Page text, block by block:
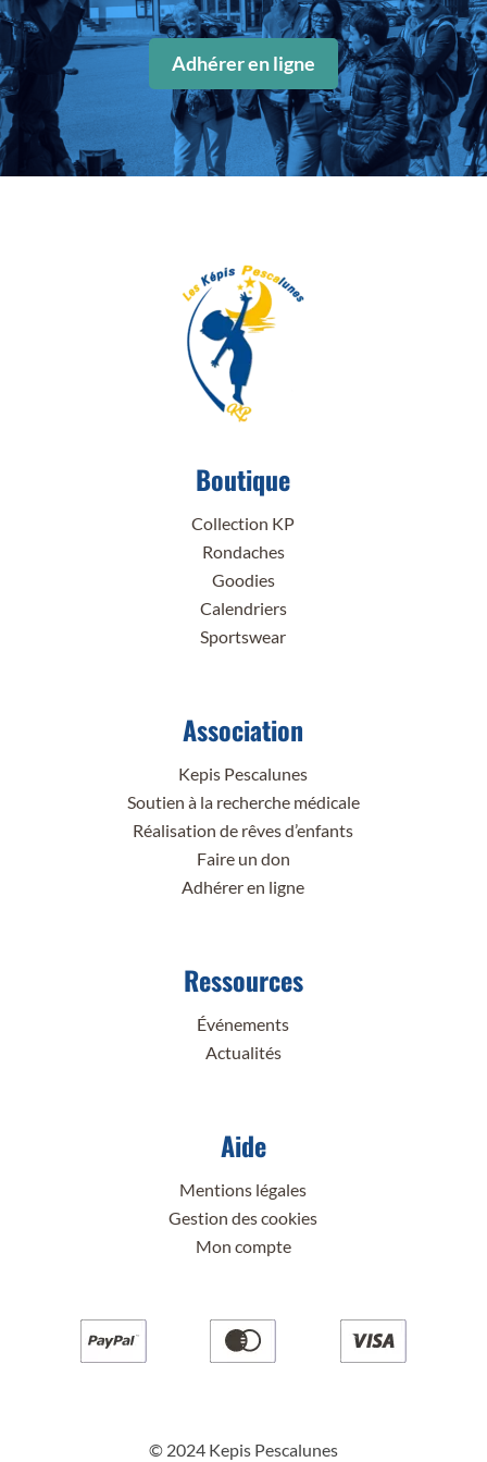
Adhérer en ligne
Boutique
Collection KP
Rondaches
Goodies
Calendriers
Sportswear
Association
Kepis Pescalunes
Soutien à la recherche médicale
Réalisation de rêves d’enfants
Faire un don
Adhérer en ligne
Ressources
Événements
Actualités
Aide
Mentions légales
Gestion des cookies
Mon compte
© 2024 Kepis Pescalunes